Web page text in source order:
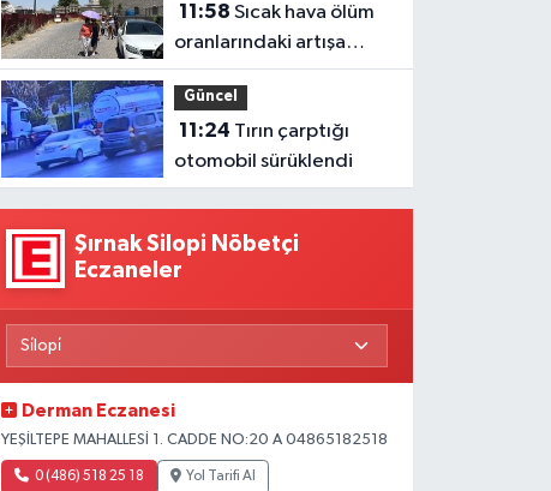
11:58
oranlarındaki artışa
yansıdı
Güncel
11:24
otomobil sürüklendi
Şırnak Silopi Nöbetçi
Eczaneler
Derman Eczanesi
YEŞİLTEPE MAHALLESİ 1. CADDE NO:20 A 04865182518
0 (486) 518 25 18 Yol Tarifi Al